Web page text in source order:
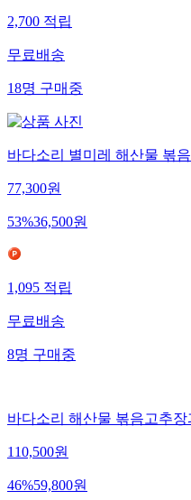
2,700적립
무료배송
18명구매중
바다소리 별미레 해산물 볶
77,300원
53%36,500원
1,095적립
무료배송
8명구매중
바다소리 해산물 볶음고추
110,500원
46%59,800원